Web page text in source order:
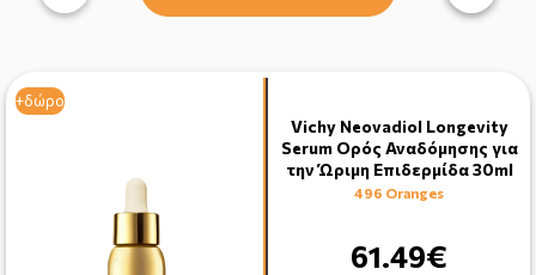
+δώρο
Vichy Neovadiol Longevity
Serum Ορός Αναδόμησης για
την Ώριμη Επιδερμίδα 30ml
496 Oranges
61.49€